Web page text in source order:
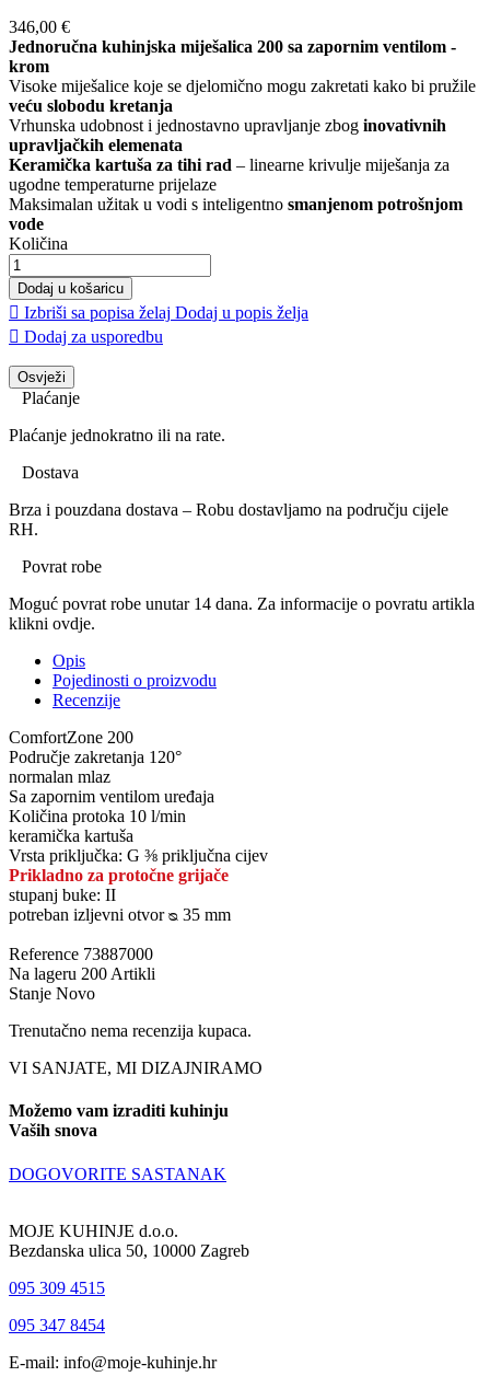
346,00 €
Jednoručna kuhinjska miješalica 200 sa zapornim ventilom -
krom
Visoke miješalice koje se djelomično mogu zakretati kako bi pružile
veću slobodu kretanja
Vrhunska udobnost i jednostavno upravljanje zbog inovativnih
upravljačkih elemenata
Keramička kartuša za tihi rad – linearne krivulje miješanja za
ugodne temperaturne prijelaze
Maksimalan užitak u vodi s inteligentno smanjenom potrošnjom
vode
Količina
Dodaj u košaricu
 Izbriši sa popisa želaj Dodaj u popis želja
 Dodaj za usporedbu
Plaćanje
Plaćanje jednokratno ili na rate.
Dostava
Brza i pouzdana dostava – Robu dostavljamo na području cijele
RH.
Povrat robe
Moguć povrat robe unutar 14 dana. Za informacije o povratu artikla
klikni ovdje.
Opis
Pojedinosti o proizvodu
Recenzije
ComfortZone 200
Područje zakretanja 120°
normalan mlaz
Sa zapornim ventilom uređaja
Količina protoka 10 l/min
keramička kartuša
Vrsta priključka: G ⅜ priključna cijev
Prikladno za protočne grijače
stupanj buke: II
potreban izljevni otvor ᴓ 35 mm
Reference 73887000
Na lageru 200 Artikli
Stanje Novo
Trenutačno nema recenzija kupaca.
VI SANJATE, MI DIZAJNIRAMO
Možemo vam izraditi kuhinju
Vaših snova
DOGOVORITE SASTANAK
MOJE KUHINJE d.o.o.
Bezdanska ulica 50, 10000 Zagreb
095 309 4515
095 347 8454
E-mail: info@moje-kuhinje.hr